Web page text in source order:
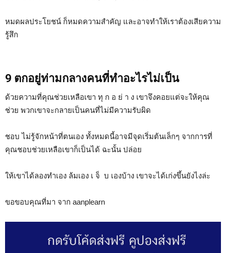
หมดผลประโยชน์ ก็หมดความสำคัญ และอาจทำให้เราต้องเสียความ
รู้สึก
9 ตกอยู่ท่ามกลางคนที่ทำอะไรไม่เป็น
ด้วยความที่คุณช่วยเหลือเขา ทุ ก อ ย่ า ง เขาจึงคอยแต่จะให้คุณ
ช่วย พวกเขาจะกลายเป็นคนที่ไม่มีความรับผิด
ชอบ ไม่รู้จักหน้าที่ตนเอง ทั้งหมดนี้อาจมีจุดเริ่มต้นเล็กๆ จากการที่
คุณชอบช่วยเหลือเขาก็เป็นได้ ฉะนั้น ปล่อย
ให้เขาได้ลองทำเอง ล้มเอง เ จ็ บ เองบ้าง เขาจะได้เก่งขึ้นยังไงล่ะ
ขอขอบคุณที่มา จาก aanplearn